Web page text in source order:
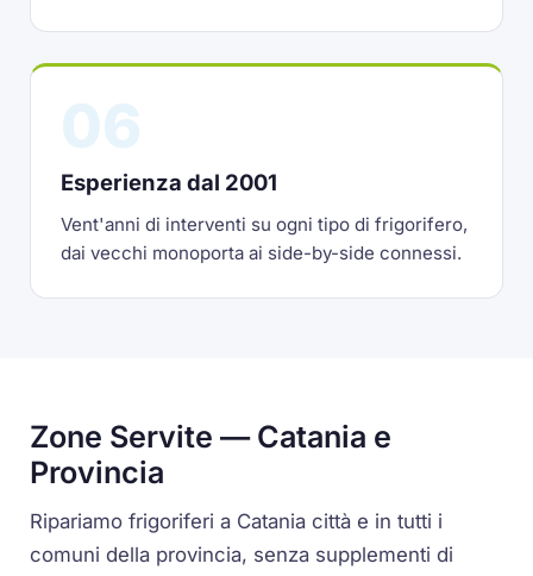
Esperienza dal 2001
Vent'anni di interventi su ogni tipo di frigorifero,
dai vecchi monoporta ai side-by-side connessi.
Zone Servite — Catania e
Provincia
Ripariamo frigoriferi a Catania città e in tutti i
comuni della provincia, senza supplementi di